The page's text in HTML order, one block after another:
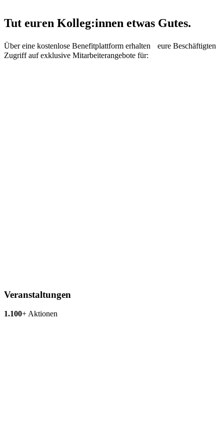
Tut euren Kolleg:innen etwas Gutes.
Über eine kostenlose Benefitplattform erhalten eure Beschäftigten
Zugriff auf exklusive Mitarbeiterangebote für:
Veranstaltungen
1.100+ Aktionen